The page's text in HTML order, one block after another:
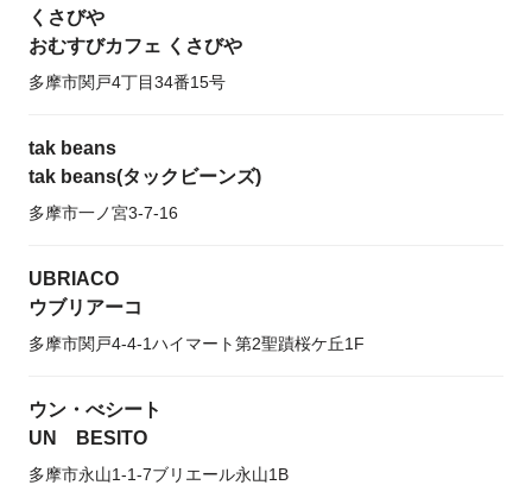
くさびや
おむすびカフェ くさびや
多摩市関戸4丁目34番15号
tak beans
tak beans(タックビーンズ)
多摩市一ノ宮3-7-16
UBRIACO
ウブリアーコ
多摩市関戸4-4-1ハイマート第2聖蹟桜ケ丘1F
ウン・べシート
UN BESITO
多摩市永山1-1-7ブリエール永山1B